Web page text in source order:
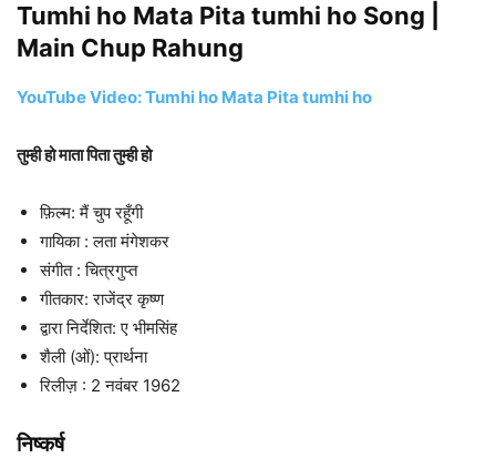
Tumhi ho Mata Pita tumhi ho Song |
Main Chup Rahung
YouTube Video: Tumhi ho Mata Pita tumhi ho
तुम्ही हो माता पिता तुम्ही हो
फ़िल्म: मैं चुप रहूँगी
गायिका : लता मंगेशकर
संगीत : चित्रगुप्त
गीतकार: राजेंद्र कृष्ण
द्वारा निर्देशित: ए भीमसिंह
शैली (ओं): प्रार्थना
रिलीज़ : 2 नवंबर 1962
निष्कर्ष